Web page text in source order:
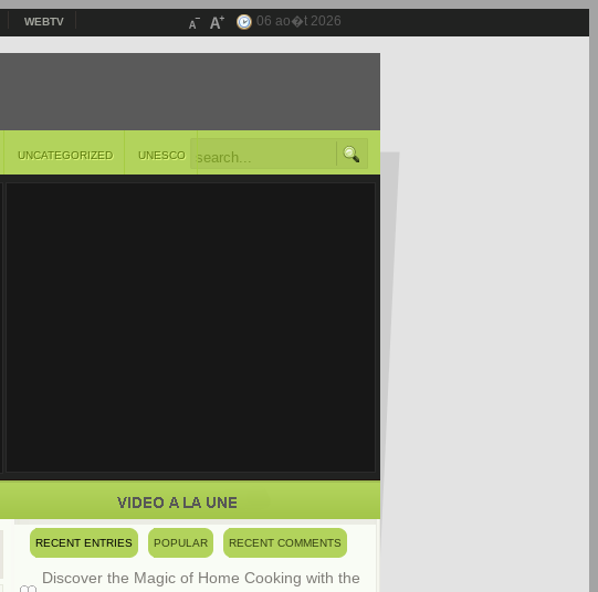
WEBTV 06 ao�t 2026
UNCATEGORIZED UNESCO
RECENT ENTRIES POPULAR RECENT COMMENTS
Discover the Magic of Home Cooking with the